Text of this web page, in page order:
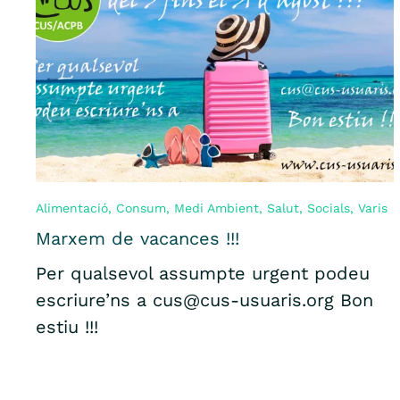
Alimentació, Consum, Medi Ambient, Salut, Socials, Varis
Marxem de vacances !!!
Per qualsevol assumpte urgent podeu
escriure’ns a cus@cus-usuaris.org Bon
estiu !!!